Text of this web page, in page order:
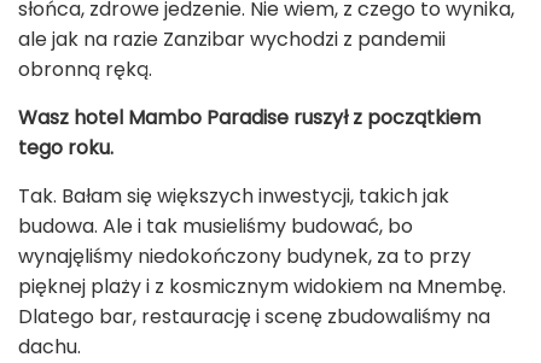
słońca, zdrowe jedzenie. Nie wiem, z czego to wynika,
ale jak na razie Zanzibar wychodzi z pandemii
obronną ręką.
Wasz hotel Mambo Paradise ruszył z początkiem
tego roku.
Tak. Bałam się większych inwestycji, takich jak
budowa. Ale i tak musieliśmy budować, bo
wynajęliśmy niedokończony budynek, za to przy
pięknej plaży i z kosmicznym widokiem na Mnembę.
Dlatego bar, restaurację i scenę zbudowaliśmy na
dachu.